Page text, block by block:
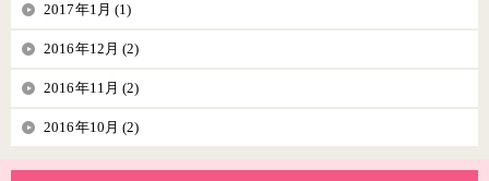
2017年1月 (1)
2016年12月 (2)
2016年11月 (2)
2016年10月 (2)